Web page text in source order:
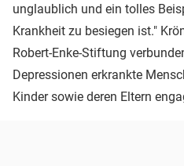
unglaublich und ein tolles
Krankheit zu besiegen ist."
Robert-Enke-Stiftung
Depressionen erkrankte
Kinder sowie deren Eltern